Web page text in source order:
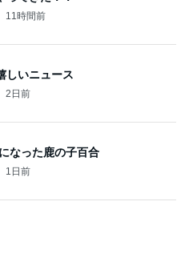
11時間前
しいニュース
2日前
なった鹿の子百合
1日前